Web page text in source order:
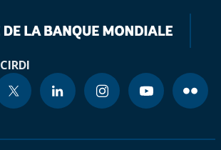
CIRDI